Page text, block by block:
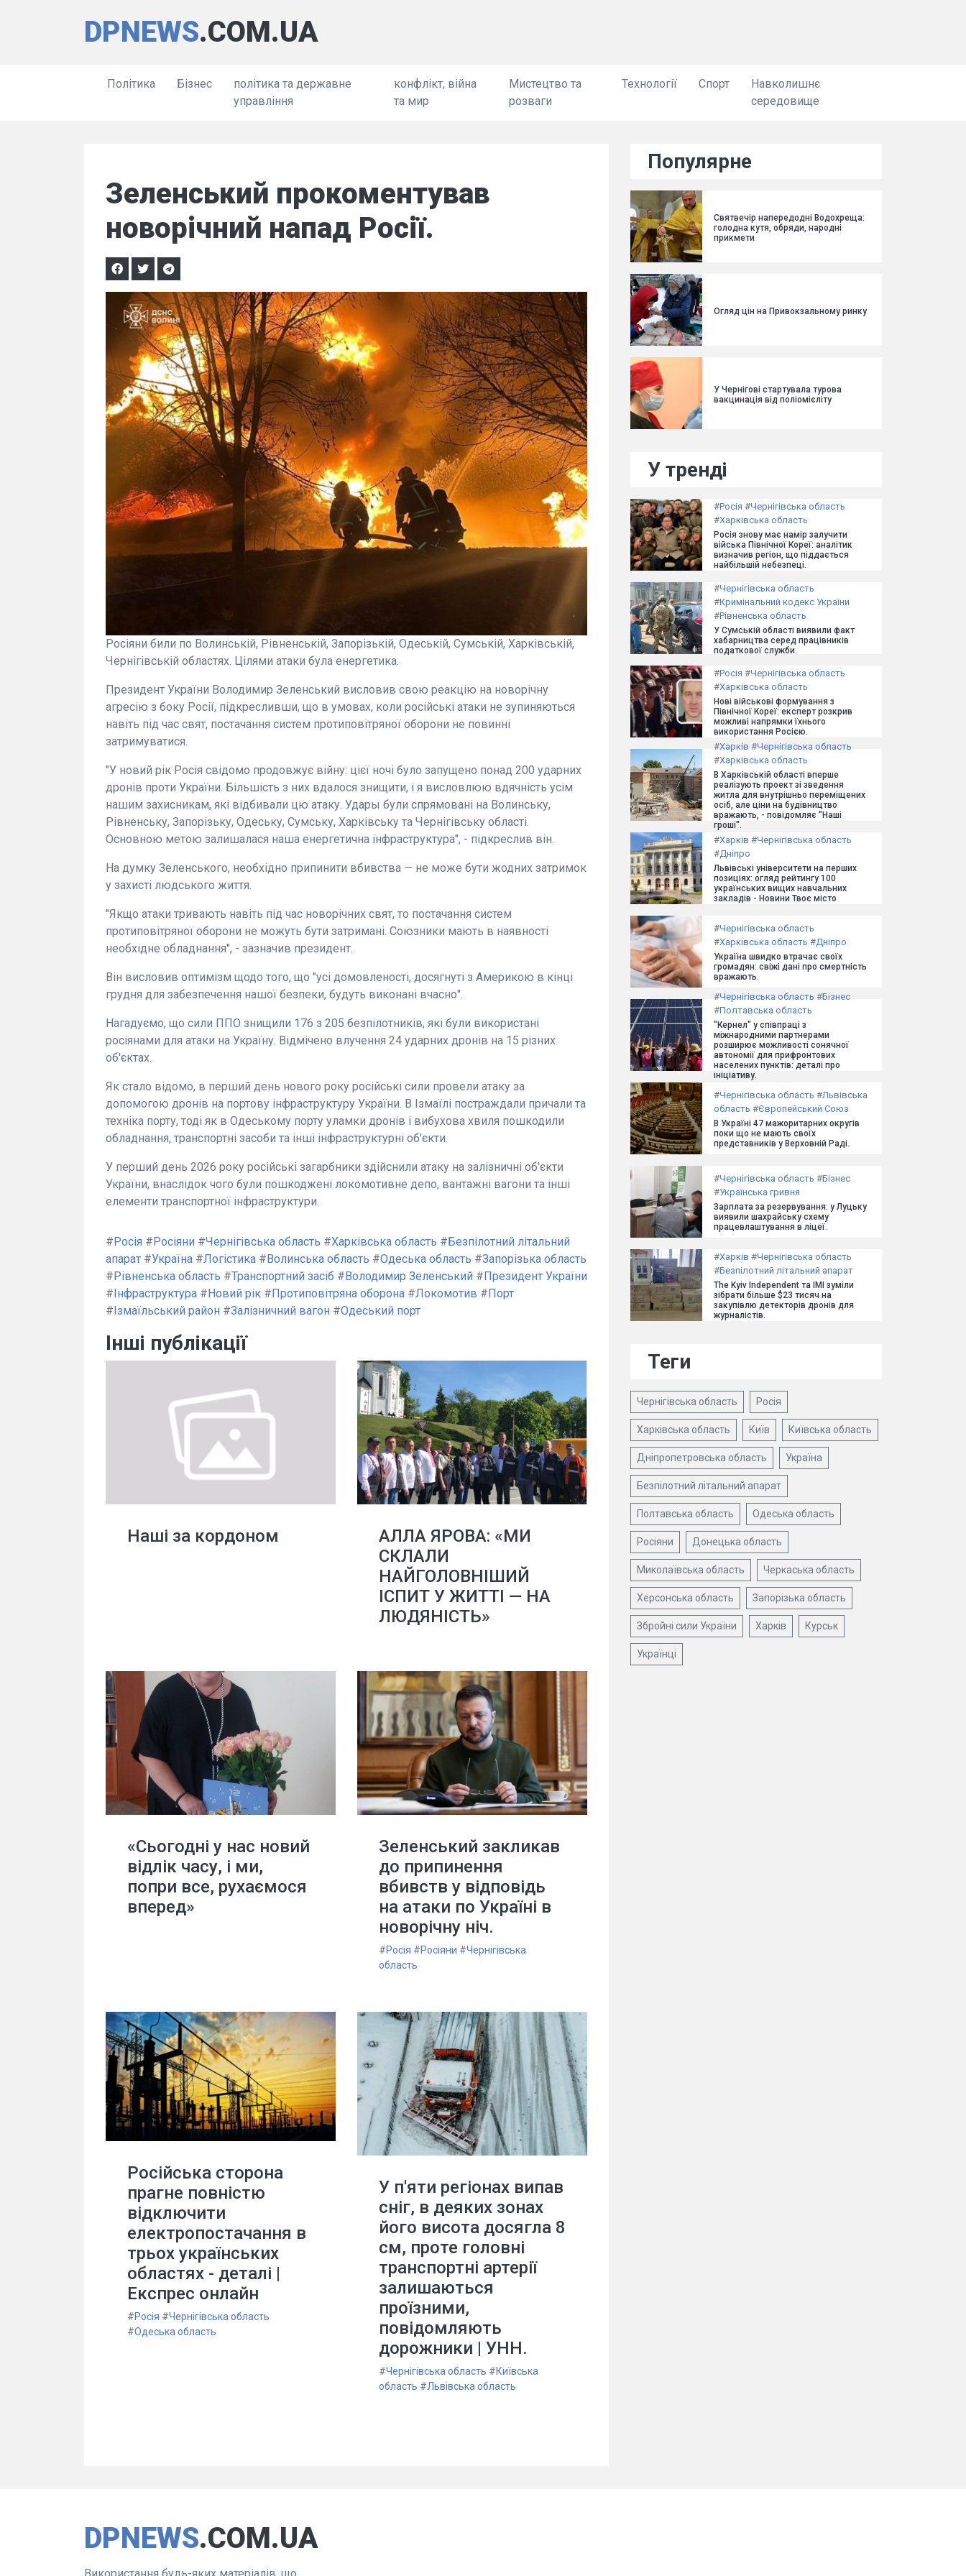
DPNEWS.COM.UA
Політика Бізнес
політика та державне
управління
конфлікт, війна
та мир
Мистецтво та
розваги
Технології Спорт
Навколишнє
середовище
Зеленський прокоментував
новорічний напад Росії.
Росіяни били по Волинській, Рівненській, Запорізькій, Одеській, Сумській, Харківській,
Чернігівській областях. Цілями атаки була енергетика.
Президент України Володимир Зеленський висловив свою реакцію на новорічну
агресію з боку Росії, підкресливши, що в умовах, коли російські атаки не зупиняються
навіть під час свят, постачання систем протиповітряної оборони не повинні
затримуватися.
"У новий рік Росія свідомо продовжує війну: цієї ночі було запущено понад 200 ударних
дронів проти України. Більшість з них вдалося знищити, і я висловлюю вдячність усім
нашим захисникам, які відбивали цю атаку. Удары були спрямовані на Волинську,
Рівненську, Запорізьку, Одеську, Сумську, Харківську та Чернігівську області.
Основною метою залишалася наша енергетична інфраструктура", - підкреслив він.
На думку Зеленського, необхідно припинити вбивства — не може бути жодних затримок
у захисті людського життя.
"Якщо атаки тривають навіть під час новорічних свят, то постачання систем
протиповітряної оборони не можуть бути затримані. Союзники мають в наявності
необхідне обладнання", - зазначив президент.
Він висловив оптимізм щодо того, що "усі домовленості, досягнуті з Америкою в кінці
грудня для забезпечення нашої безпеки, будуть виконані вчасно".
Нагадуємо, що сили ППО знищили 176 з 205 безпілотників, які були використані
росіянами для атаки на Україну. Відмічено влучення 24 ударних дронів на 15 різних
об'єктах.
Як стало відомо, в перший день нового року російські сили провели атаку за
допомогою дронів на портову інфраструктуру України. В Ізмаїлі постраждали причали та
техніка порту, тоді як в Одеському порту уламки дронів і вибухова хвиля пошкодили
обладнання, транспортні засоби та інші інфраструктурні об'єкти.
У перший день 2026 року російські загарбники здійснили атаку на залізничні об'єкти
України, внаслідок чого були пошкоджені локомотивне депо, вантажні вагони та інші
елементи транспортної інфраструктури.
# Росія # Росіяни #Чернігівська область #Харківська область # Безпілотний літальний
апарат #Україна #Логістика # Волинська область #Одеська область #Запорізька область
# Рівненська область #Транспортний засіб # Володимир Зеленський # Президент України
# Інфраструктура # Новий рік # Протиповітряна оборона #Локомотив # Порт
# Ізмаїльський район #Залізничний вагон #Одеський порт
Інші публікації
Наші за кордоном
АЛЛА ЯРОВА: «МИ
СКЛАЛИ
НАЙГОЛОВНІШИЙ
ІСПИТ У ЖИТТІ — НА
ЛЮДЯНІСТЬ»
«Сьогодні у нас новий
відлік часу, і ми,
попри все, рухаємося
вперед»
Зеленський закликав
до припинення
вбивств у відповідь
на атаки по Україні в
новорічну ніч.
#Росія #Росіяни #Чернігівська
область
Російська сторона
прагне повністю
відключити
електропостачання в
трьох українських
областях - деталі |
Експрес онлайн
#Росія #Чернігівська область
#Одеська область
У п'яти регіонах випав
сніг, в деяких зонах
його висота досягла 8
см, проте головні
транспортні артерії
залишаються
проїзними,
повідомляють
дорожники | УНН.
#Чернігівська область #Київська
область #Львівська область
Популярне
Святвечір напередодні Водохреща:
голодна кутя, обряди, народні
прикмети
Огляд цін на Привокзальному ринку
У Чернігові стартувала турова
вакцинація від поліомієліту
У тренді
#Росія #Чернігівська область
#Харківська область
Росія знову має намір залучити
війська Північної Кореї: аналітик
визначив регіон, що піддається
найбільшій небезпеці.
#Чернігівська область
#Кримінальний кодекс України
#Рівненська область
У Сумській області виявили факт
хабарництва серед працівників
податкової служби.
#Росія #Чернігівська область
#Харківська область
Нові військові формування з
Північної Кореї: експерт розкрив
можливі напрямки їхнього
використання Росією.
#Харків #Чернігівська область
#Харківська область
В Харківській області вперше
реалізують проект зі зведення
житла для внутрішньо переміщених
осіб, але ціни на будівництво
вражають, - повідомляє "Наші
гроші".
#Харків #Чернігівська область
#Дніпро
Львівські університети на перших
позиціях: огляд рейтингу 100
українських вищих навчальних
закладів - Новини Твоє місто
#Чернігівська область
#Харківська область #Дніпро
Україна швидко втрачає своїх
громадян: свіжі дані про смертність
вражають.
#Чернігівська область #Бізнес
#Полтавська область
"Кернел" у співпраці з
міжнародними партнерами
розширює можливості сонячної
автономії для прифронтових
населених пунктів: деталі про
ініціативу.
#Чернігівська область #Львівська
область #Європейський Союз
В Україні 47 мажоритарних округів
поки що не мають своїх
представників у Верховній Раді.
#Чернігівська область #Бізнес
#Українська гривня
Зарплата за резервування: у Луцьку
виявили шахрайську схему
працевлаштування в ліцеї.
#Харків #Чернігівська область
#Безпілотний літальний апарат
The Kyiv Independent та ІМІ зуміли
зібрати більше $23 тисяч на
закупівлю детекторів дронів для
журналістів.
Теги
Чернігівська область Росія
Харківська область Київ Київська область
Дніпропетровська область Україна
Безпілотний літальний апарат
Полтавська область Одеська область
Росіяни Донецька область
Миколаївська область Черкаська область
Херсонська область Запорізька область
Збройні сили України Харків Курськ
Українці
DPNEWS.COM.UA